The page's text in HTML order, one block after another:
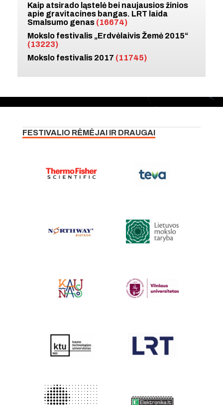
Kaip atsirado ląstelė bei naujausios žinios
apie gravitacines bangas. LRT laida
Smalsumo genas (16674)
Mokslo festivalis „Erdvėlaivis Žemė 2015“
(13223)
Mokslo festivalis 2017 (11745)
FESTIVALIO RĖMĖJAI IR DRAUGAI